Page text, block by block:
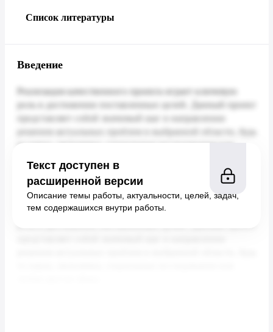
Список литературы
Введение
Текст доступен в
расширенной версии
Описание темы работы, актуальности, целей, задач,
тем содержашихся внутри работы.